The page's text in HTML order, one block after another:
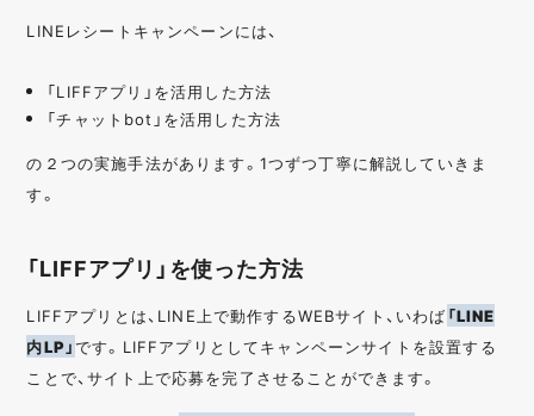
INEキャンペーンのメリット各LINEキャンペーンのフ
LINEレシートキャンペーンには、
「LIFFアプリ」を活用した方法
「チャットbot」を活用した方法
の２つの実施手法があります。1つずつ丁寧に解説していきま
す。
「LIFFアプリ」を使った方法
LIFFアプリとは、LINE上で動作するWEBサイト、いわば 「LINE
内LP」です。LIFFアプリとしてキャンペーンサイトを設置する
ことで、サイト上で応募を完了させることができます。